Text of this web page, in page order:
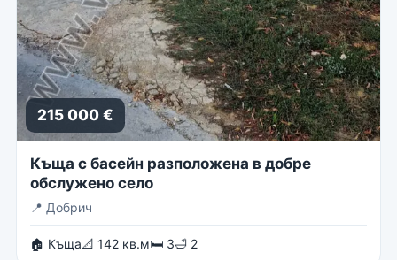
215 000 €
Къща с басейн разположена в добре
обслужено село
📍 Добрич
🏠 Къща📐 142 кв.м🛏 3🛁 2